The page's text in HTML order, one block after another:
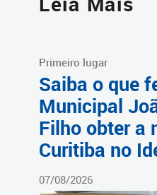
Primeiro lugar
Saiba o que
Municipal
Filho obter a
Curitiba no
07/08/2026